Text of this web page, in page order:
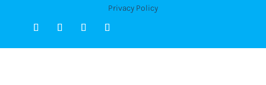
Privacy Policy